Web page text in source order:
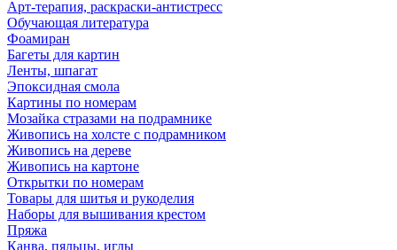
Арт-терапия, раскраски-антистресс
Обучающая литература
Фоамиран
Багеты для картин
Ленты, шпагат
Эпоксидная смола
Картины по номерам
Мозайка стразами на подрамнике
Живопись на холсте с подрамником
Живопись на дереве
Живопись на картоне
Открытки по номерам
Товары для шитья и рукоделия
Наборы для вышивания крестом
Пряжа
Канва, пяльцы, иглы